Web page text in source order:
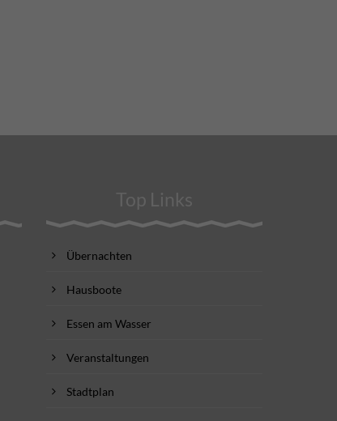
Top Links
Übernachten
Hausboote
Essen am Wasser
Veranstaltungen
Stadtplan